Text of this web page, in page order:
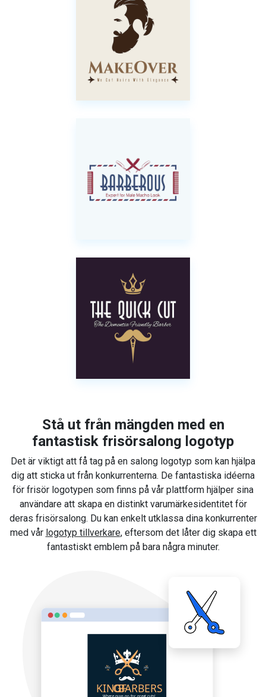
Stå ut från mängden med en
fantastisk frisörsalong logotyp
Det är viktigt att få tag på en salong logotyp som kan hjälpa
dig att sticka ut från konkurrenterna. De fantastiska idéerna
för frisör logotypen som finns på vår plattform hjälper sina
användare att skapa en distinkt varumärkesidentitet för
deras frisörsalong. Du kan enkelt utklassa dina konkurrenter
med vår logotyp tillverkare, eftersom det låter dig skapa ett
fantastiskt emblem på bara några minuter.